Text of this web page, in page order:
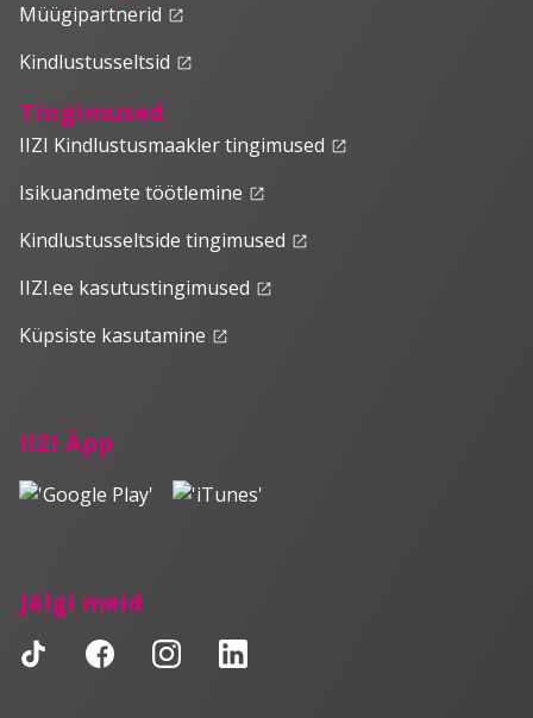
IIZI Äpp
Jälgi meid
Müügipartnerid launch
Kindlustusseltsid launch
Tingimused
IIZI Kindlustusmaakler tingimused launch
Isikuandmete töötlemine launch
Kindlustusseltside tingimused launch
IIZI.ee kasutustingimused launch
Küpsiste kasutamine launch